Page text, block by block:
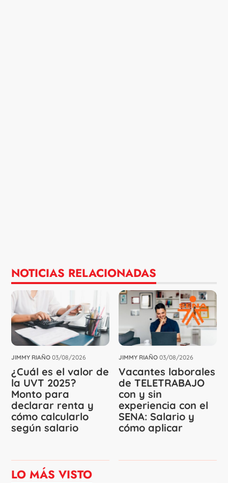
NOTICIAS RELACIONADAS
JIMMY RIAÑO 03/08/2026
¿Cuál es el valor de
la UVT 2025?
Monto para
declarar renta y
cómo calcularlo
según salario
JIMMY RIAÑO 03/08/2026
Vacantes laborales
de TELETRABAJO
con y sin
experiencia con el
SENA: Salario y
cómo aplicar
LO MÁS VISTO